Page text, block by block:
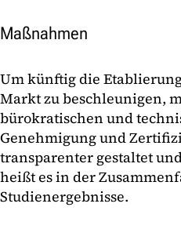
Maßnahmen
Um künftig die
Markt zu beschleunigen,
bürokratischen und
Genehmigung und
transparenter gestaltet
heißt es in der
Studienergebnisse.